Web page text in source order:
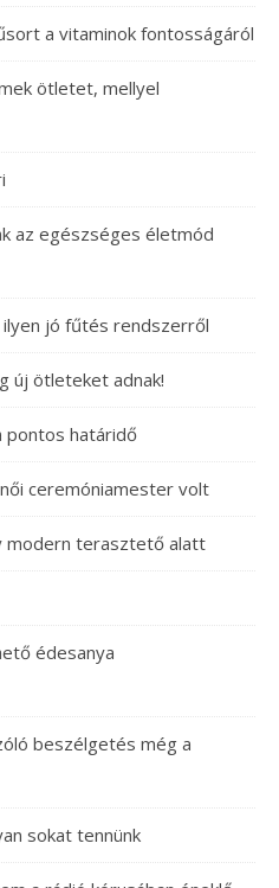
a vitaminok fontosságáról
ötletet, mellyel
az egészséges életmód
ilyen jó fűtés rendszerről
új ötleteket adnak!
pontos határidő
ceremóniamester volt
modern terasztető alatt
édesanya
beszélgetés még a
sokat tennünk